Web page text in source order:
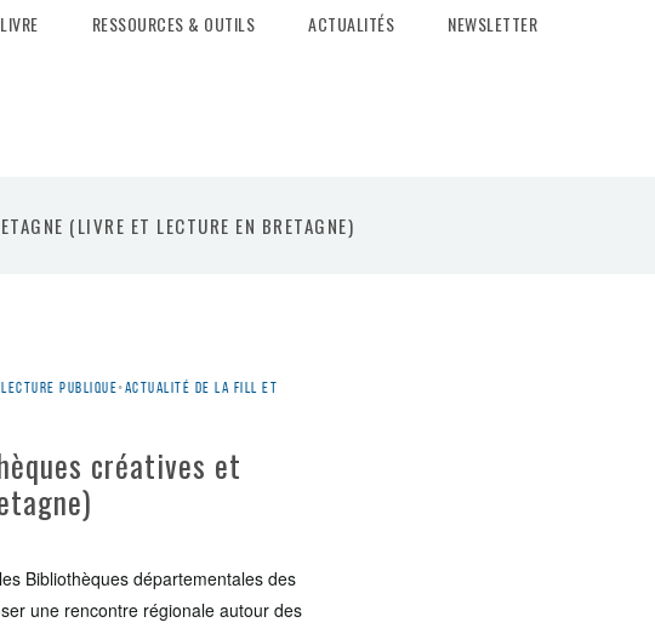
RESSOURCES & OUTILS ACTUALITÉS NEWSLETTER
(LIVRE ET LECTURE EN BRETAGNE)
Lecture publique•Actualité de la Fill et
créatives et
Bibliothèques départementales des
une rencontre régionale autour des